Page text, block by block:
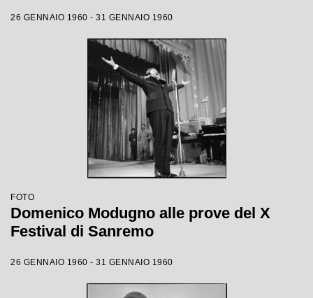
26 GENNAIO 1960 - 31 GENNAIO 1960
FOTO
Domenico Modugno alle prove del X
Festival di Sanremo
26 GENNAIO 1960 - 31 GENNAIO 1960